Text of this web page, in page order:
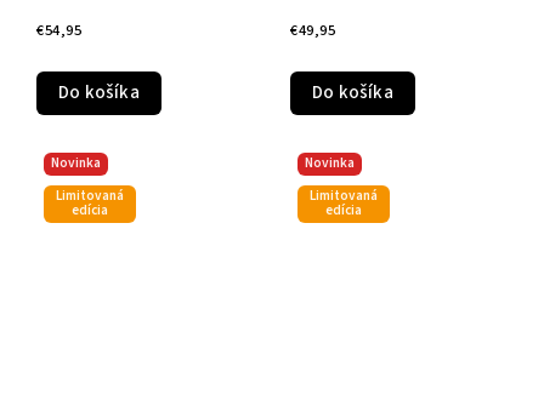
€54,95
Do košíka
€49,95
Do košíka
Novinka
Limitovaná
edícia
Novinka
Limitovaná
edícia